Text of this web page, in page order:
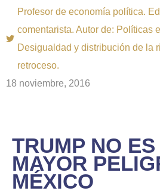
Profesor de economía política.
comentarista. Autor de: Políticas
Desigualdad y distribución de la
retroceso.
18 noviembre, 2016
TRUMP NO
MAYOR
MÉXICO